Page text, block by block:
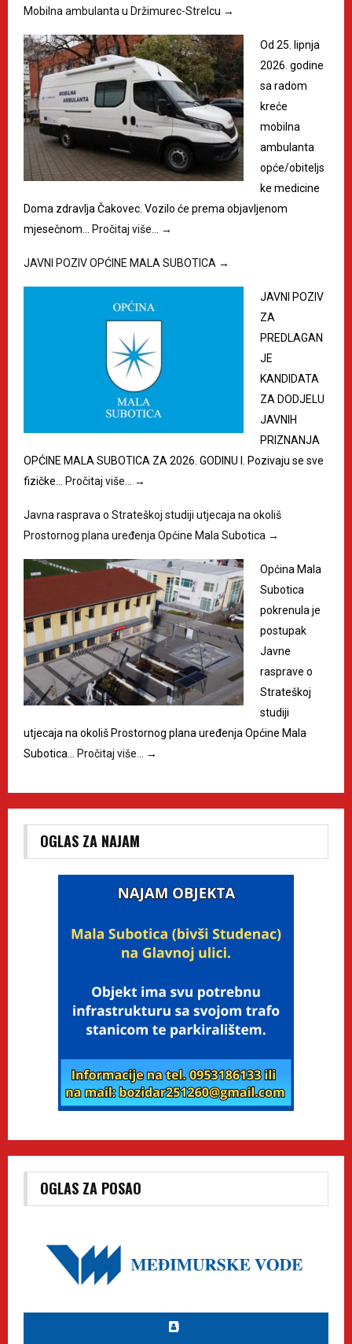
Mobilna ambulanta u Držimurec-Strelcu →
Od 25. lipnja
2026. godine
sa radom
kreće
mobilna
ambulanta
opće/obiteljs
ke medicine
Doma zdravlja Čakovec. Vozilo će prema objavljenom
mjesečnom… Pročitaj više… →
JAVNI POZIV OPĆINE MALA SUBOTICA →
JAVNI POZIV
ZA
PREDLAGAN
JE
KANDIDATA
ZA DODJELU
JAVNIH
PRIZNANJA
OPĆINE MALA SUBOTICA ZA 2026. GODINU I. Pozivaju se sve
fizičke… Pročitaj više… →
Javna rasprava o Strateškoj studiji utjecaja na okoliš
Prostornog plana uređenja Općine Mala Subotica →
Općina Mala
Subotica
pokrenula je
postupak
Javne
rasprave o
Strateškoj
studiji
utjecaja na okoliš Prostornog plana uređenja Općine Mala
Subotica… Pročitaj više… →
OGLAS ZA NAJAM
OGLAS ZA POSAO